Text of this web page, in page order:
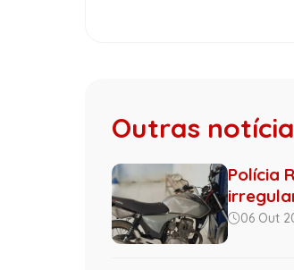
Outras
Polícia
06 Out